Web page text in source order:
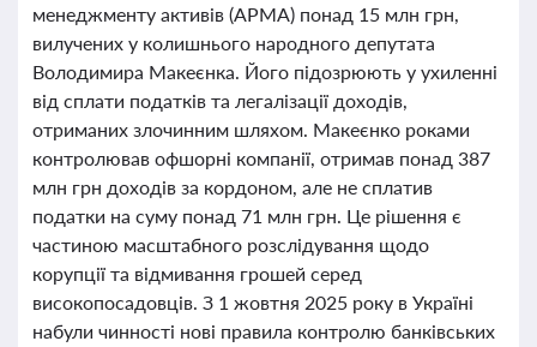
менеджменту активів (АРМА) понад 15 млн грн,
вилучених у колишнього народного депутата
Володимира Макеєнка. Його підозрюють у ухиленні
від сплати податків та легалізації доходів,
отриманих злочинним шляхом. Макеєнко роками
контролював офшорні компанії, отримав понад 387
млн грн доходів за кордоном, але не сплатив
податки на суму понад 71 млн грн. Це рішення є
частиною масштабного розслідування щодо
корупції та відмивання грошей серед
високопосадовців. З 1 жовтня 2025 року в Україні
набули чинності нові правила контролю банківських